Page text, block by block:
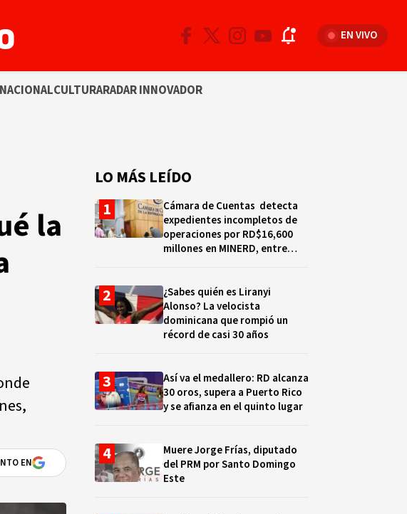
EN VIVO
CULTURARADAR INNOVADOR
la
EN
LO MÁS LEÍDO
Cámara de Cuentas detecta
expedientes incompletos de
operaciones por RD$16,600
millones en MINERD, entre
¿Sabes quién es Liranyi
Alonso? La velocista
dominicana que rompió un
récord de casi 30 años
Así va el medallero: RD alcanza
30 oros, supera a Puerto Rico
y se afianza en el quinto lugar
Muere Jorge Frías, diputado
del PRM por Santo Domingo
Este